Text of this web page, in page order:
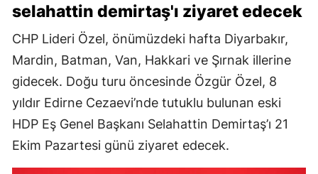
selahattin demirtaş'ı ziyaret edecek
CHP Lideri Özel, önümüzdeki hafta Diyarbakır,
Mardin, Batman, Van, Hakkari ve Şırnak illerine
gidecek. Doğu turu öncesinde Özgür Özel, 8
yıldır Edirne Cezaevi’nde tutuklu bulunan eski
HDP Eş Genel Başkanı Selahattin Demirtaş’ı 21
Ekim Pazartesi günü ziyaret edecek.